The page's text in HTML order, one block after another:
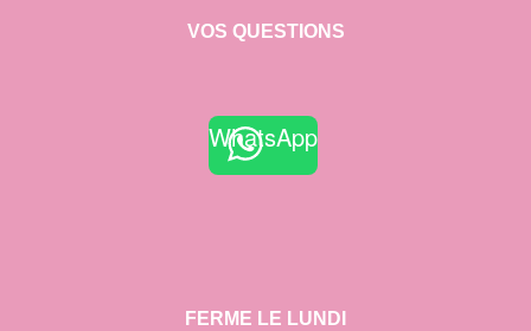
VOS QUESTIONS
WhatsApp
FERME LE LUNDI